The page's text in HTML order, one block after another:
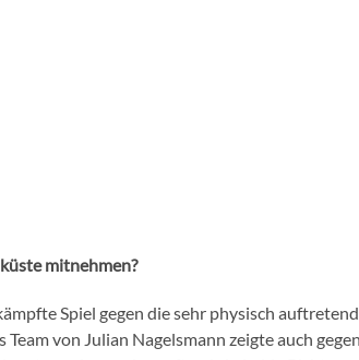
mitnehmen?
Spiel gegen die sehr physisch
von Julian Nagelsmann zeigte auch